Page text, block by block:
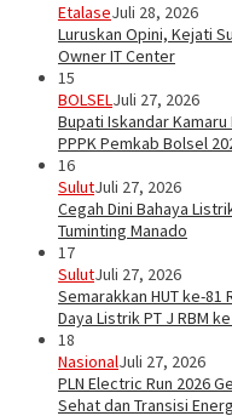
EtalaseJuli 28, 2026
Luruskan Opini, Kejati
Owner IT Center
15
BOLSELJuli 27, 2026
Bupati Iskandar
PPPK Pemkab Bolsel
16
SulutJuli 27, 2026
Cegah Dini Bahaya
Tuminting Manado
17
SulutJuli 27, 2026
Semarakkan HUT ke-81
Daya Listrik PT J RBM
18
NasionalJuli 27, 2026
PLN Electric Run 2026
Sehat dan Transisi